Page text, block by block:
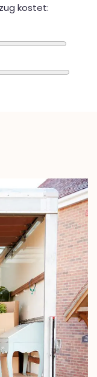
kostet: